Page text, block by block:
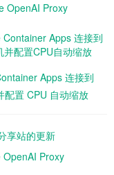
OpenAI Proxy
Apps 连接到
配置 CPU 自动缩放
享站的更新
Proxy